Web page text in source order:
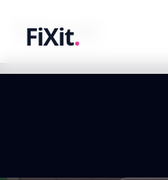
FiXit.
fixit.co.id